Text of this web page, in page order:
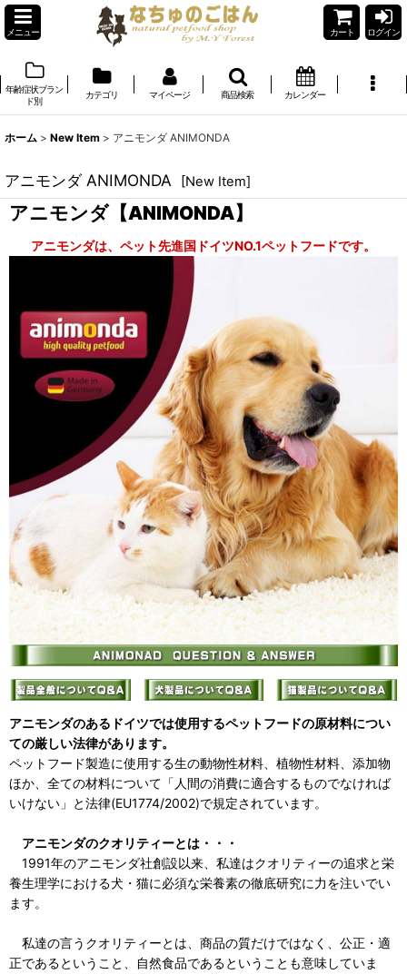
メニュー カート ログイン
年齢症状ブラン
ド別
カテゴリ マイページ 商品検索 カレンダー
ホーム > New Item > アニモンダ ANIMONDA
アニモンダ ANIMONDA [New Item]
アニモンダ【ANIMONDA】
アニモンダは、ペット先進国ドイツNO.1ペットフードです。
アニモンダのあるドイツでは使用するペットフードの原材料につい
ての厳しい法律があります。
ペットフード製造に使用する生の動物性材料、植物性材料、添加物
ほか、全ての材料について「人間の消費に適合するものでなければ
いけない」と法律(EU1774/2002)で規定されています。
アニモンダのクオリティーとは・・・
1991年のアニモンダ社創設以来、私達はクオリティーの追求と栄
養生理学における犬・猫に必須な栄養素の徹底研究に力を注いでい
ます。
私達の言うクオリティーとは、商品の質だけではなく、公正・適
正であるということ、自然食品であるということも意味していま